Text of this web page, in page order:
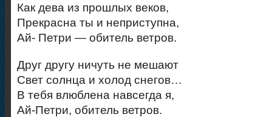
Как дева из прошлых веков,
Прекрасна ты и неприступна,
Ай- Петри — обитель ветров.
Друг другу ничуть не мешают
Свет солнца и холод снегов…
В тебя влюблена навсегда я,
Ай-Петри, обитель ветров.